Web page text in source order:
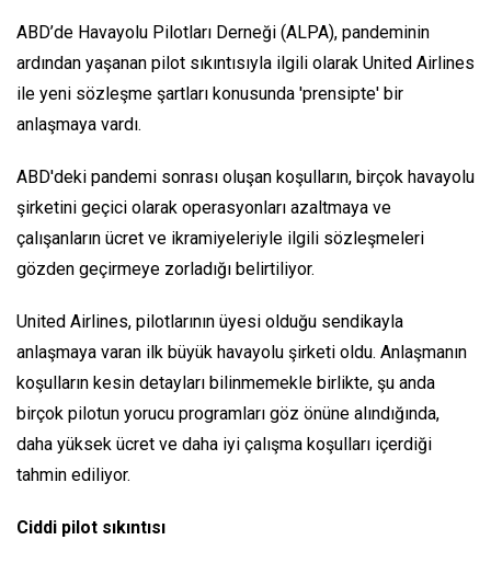
ABD’de Havayolu Pilotları Derneği (ALPA), pandeminin
ardından yaşanan pilot sıkıntısıyla ilgili olarak United Airlines
ile yeni sözleşme şartları konusunda 'prensipte' bir
anlaşmaya vardı.
ABD'deki pandemi sonrası oluşan koşulların, birçok havayolu
şirketini geçici olarak operasyonları azaltmaya ve
çalışanların ücret ve ikramiyeleriyle ilgili sözleşmeleri
gözden geçirmeye zorladığı belirtiliyor.
United Airlines, pilotlarının üyesi olduğu sendikayla
anlaşmaya varan ilk büyük havayolu şirketi oldu. Anlaşmanın
koşulların kesin detayları bilinmemekle birlikte, şu anda
birçok pilotun yorucu programları göz önüne alındığında,
daha yüksek ücret ve daha iyi çalışma koşulları içerdiği
tahmin ediliyor.
Ciddi pilot sıkıntısı